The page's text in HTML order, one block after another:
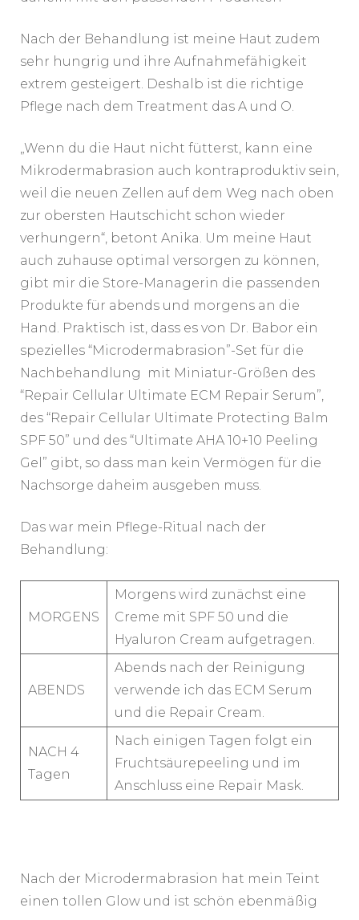
Nach der Behandlung ist meine Haut zudem
sehr hungrig und ihre Aufnahmefähigkeit
extrem gesteigert. Deshalb ist die richtige
Pflege nach dem Treatment das A und O.
„Wenn du die Haut nicht fütterst, kann eine
Mikrodermabrasion auch kontraproduktiv sein,
weil die neuen Zellen auf dem Weg nach oben
zur obersten Hautschicht schon wieder
verhungern“, betont Anika. Um meine Haut
auch zuhause optimal versorgen zu können,
gibt mir die Store-Managerin die passenden
Produkte für abends und morgens an die
Hand. Praktisch ist, dass es von Dr. Babor ein
spezielles “Microdermabrasion”-Set für die
Nachbehandlung mit Miniatur-Größen des
“Repair Cellular Ultimate ECM Repair Serum”,
des “Repair Cellular Ultimate Protecting Balm
SPF 50” und des “Ultimate AHA 10+10 Peeling
Gel” gibt, so dass man kein Vermögen für die
Nachsorge daheim ausgeben muss.
Das war mein Pflege-Ritual nach der
Behandlung:
MORGENS
Morgens wird zunächst eine
Creme mit SPF 50 und die
Hyaluron Cream aufgetragen.
ABENDS
Abends nach der Reinigung
verwende ich das ECM Serum
und die Repair Cream.
NACH 4
Tagen
Nach einigen Tagen folgt ein
Fruchtsäurepeeling und im
Anschluss eine Repair Mask.
Nach der Microdermabrasion hat mein Teint
einen tollen Glow und ist schön ebenmäßig